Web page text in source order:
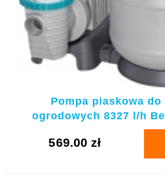
Pompa piaskowa do
ogrodowych 8327 l/h
569.00 zł